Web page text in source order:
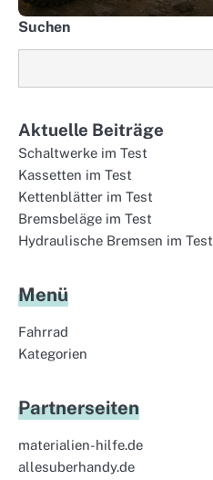
Suchen
Aktuelle Beiträge
Schaltwerke im Test
Kassetten im Test
Kettenblätter im Test
Bremsbeläge im Test
Hydraulische Bremsen im Test
Menü
Fahrrad
Kategorien
Partnerseiten
materialien-hilfe.de
allesuberhandy.de